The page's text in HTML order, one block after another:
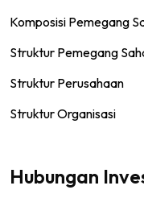
Komposisi Pemegang
Struktur Pemegang
Struktur Perusahaan
Struktur Organisasi
Hubungan